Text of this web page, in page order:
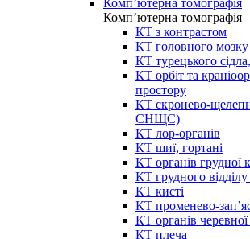
Комп’ютерна томографія
Комп’ютерна томографія
КТ з контрастом
КТ головного мозку
КТ турецького
КТ орбіт та
простору
КТ скронево-
СНЩС)
КТ лор-органів
КТ шиї, гортані
КТ органів грудної
КТ грудного відділу
КТ кисті
КТ променево-
КТ органів
КТ плеча